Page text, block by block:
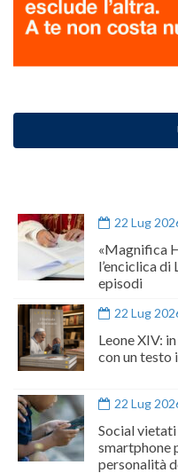
22 Lug
«Magnifica
l’enciclica di
episodi
22 Lug
Leone XIV:
con un testo
22 Lug
Social vietati
smartphone
personalità